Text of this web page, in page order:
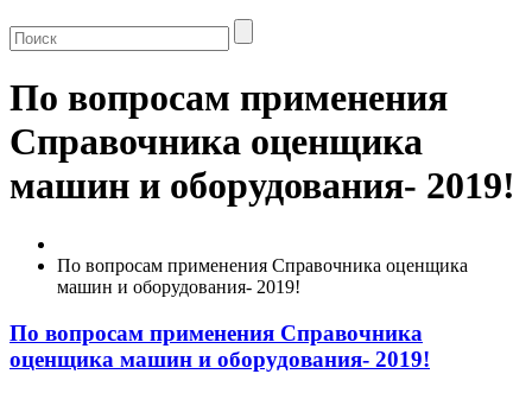
По вопросам применения
Справочника оценщика
машин и оборудования- 2019!
По вопросам применения Справочника оценщика
машин и оборудования- 2019!
По вопросам применения Справочника
оценщика машин и оборудования- 2019!